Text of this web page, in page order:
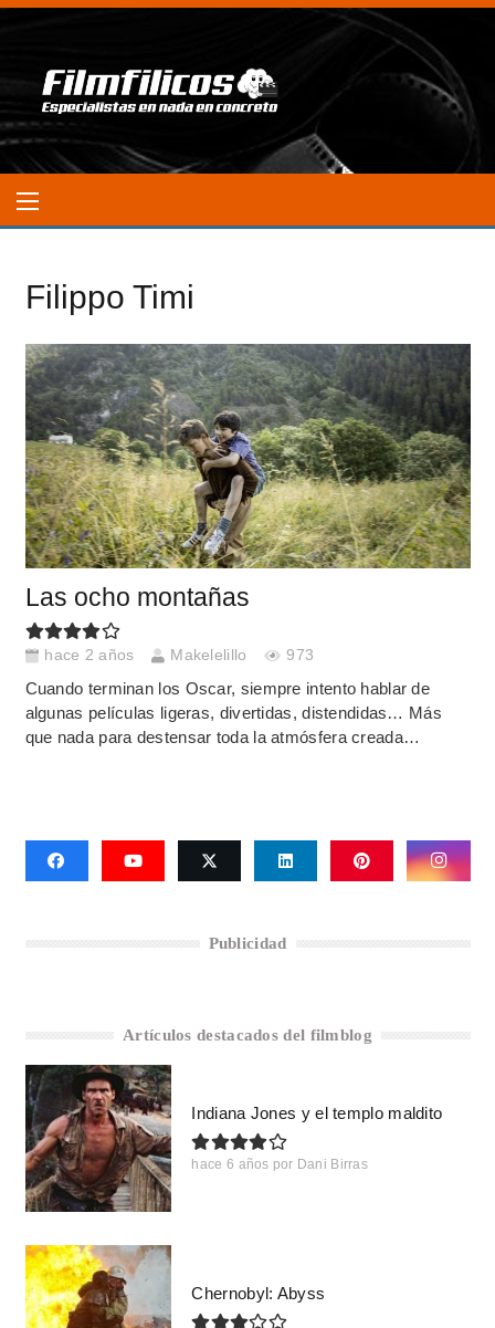
Filippo Timi
Las ocho montañas
hace 2 años Makelelillo 973
Cuando terminan los Oscar, siempre intento hablar de
algunas películas ligeras, divertidas, distendidas… Más
que nada para destensar toda la atmósfera creada…
Publicidad
Artículos destacados del filmblog
Indiana Jones y el templo maldito
hace 6 años por Dani Birras
Chernobyl: Abyss